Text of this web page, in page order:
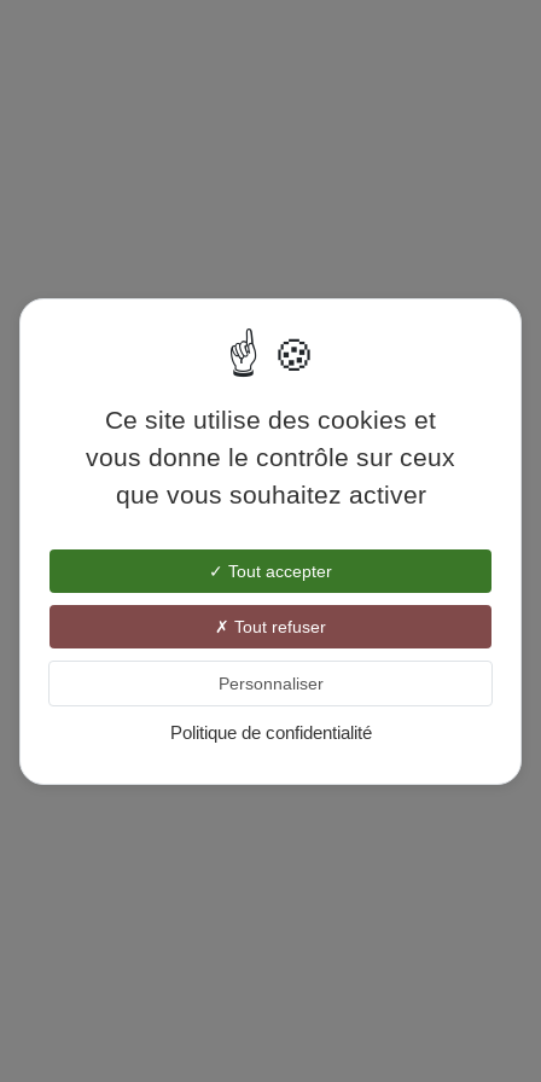
Ce site utilise des cookies et
vous donne le contrôle sur ceux
que vous souhaitez activer
Tout accepter
Tout refuser
Personnaliser
Politique de confidentialité